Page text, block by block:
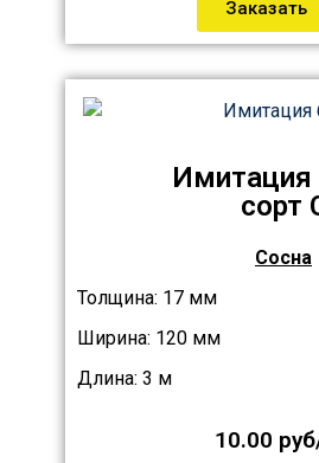
Заказать
Имитация
сорт
Сосна
Толщина: 17 мм
Ширина: 120 мм
Длина: 3 м
10.00